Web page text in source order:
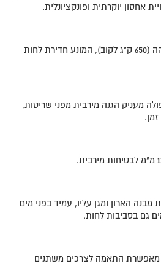
אחסון יוקרתית ופונקציונלית.
מיוצרים ממלמין בצפיפות גבוהה (650 ק"ג לקוב), המונע חדירת לחות
מעניק הגנה מירבית מפני שריטות,
הארון ומגן עליו, עמיד בפני מים
גם בסביבות לחות.
מאפשרת התאמה לצרכים משתנים